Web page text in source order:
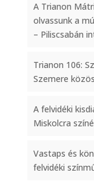
A Trianon
olvassunk a
– Piliscsabán
Trianon 106:
Szemere
A felvidéki
Miskolcra
Vastaps és
felvidéki